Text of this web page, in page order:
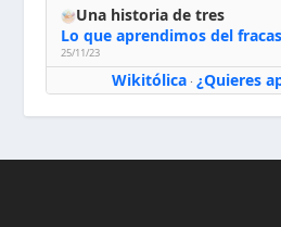
Una historia de tres
Lo que aprendimos del
25/11/23
Wikitólica· ¿Quieres